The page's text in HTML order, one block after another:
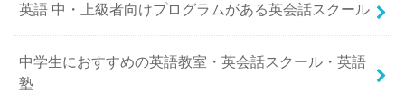
英語 中・上級者向けプログラムがある英会話スクール
中学生におすすめの英語教室・英会話スクール・英語
塾